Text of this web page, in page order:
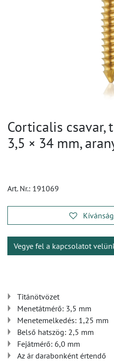
Corticalis csavar,
3,5 × 34 mm,
Art. Nr.: 191069
Vegye fel a kapcsolatot
Titánötvözet
Menetátmérő: 3,5 mm
Menetemelkedés: 1,25 mm
Belső hatszög: 2,5 mm
Fejátmérő: 6,0 mm
Az ár darabonként értendő